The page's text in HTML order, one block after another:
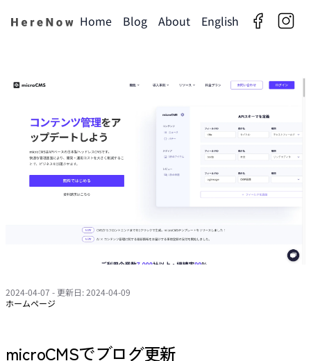
Home Blog About English facebook
2024-04-07 - 更新日: 2024-04-09
ホームページ
microCMSでブログ更新